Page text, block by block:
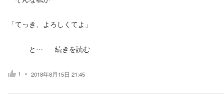
「てっき、よろしくてよ」
——と… 続きを読む
1 2018年8月15日 21:45